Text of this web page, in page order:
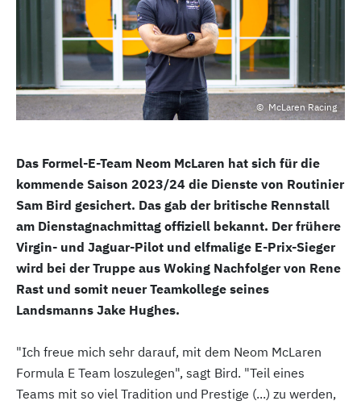
McLaren Racing
Das Formel-E-Team Neom McLaren hat sich für die
kommende Saison 2023/24 die Dienste von Routinier
Sam Bird gesichert. Das gab der britische Rennstall
am Dienstagnachmittag offiziell bekannt. Der frühere
Virgin- und Jaguar-Pilot und elfmalige E-Prix-Sieger
wird bei der Truppe aus Woking Nachfolger von Rene
Rast und somit neuer Teamkollege seines
Landsmanns Jake Hughes.
"Ich freue mich sehr darauf, mit dem Neom McLaren
Formula E Team loszulegen", sagt Bird. "Teil eines
Teams mit so viel Tradition und Prestige (...) zu werden,